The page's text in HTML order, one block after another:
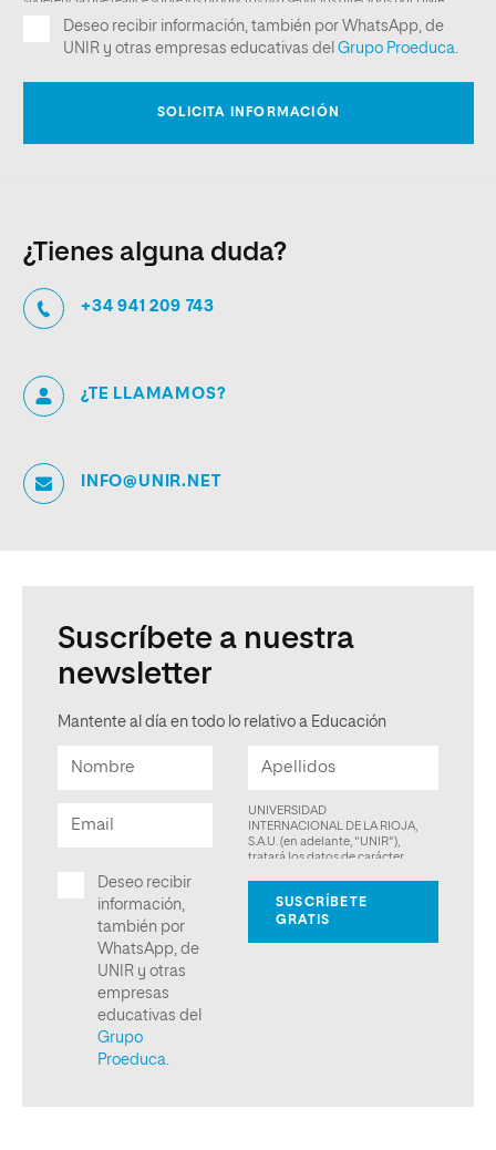
¿Tienes alguna duda?
+34 941 209 743
¿TE LLAMAMOS?
INFO@UNIR.NET
Suscríbete a nuestra
newsletter
Mantente al día en todo lo relativo a Educación